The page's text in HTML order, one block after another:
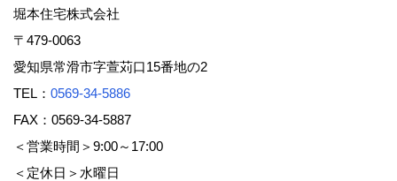
堀本住宅株式会社
〒479-0063
愛知県常滑市字萱苅口15番地の2
TEL： 0569-34-5886
FAX：0569-34-5887
＜営業時間＞9:00～17:00
＜定休日＞水曜日